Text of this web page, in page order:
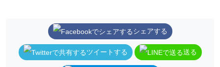
シェアする
ツイートする 送る